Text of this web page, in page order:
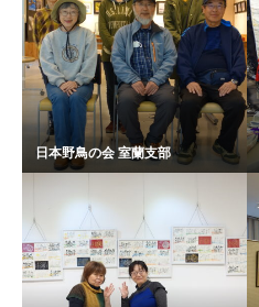
日本野鳥の会 室蘭支部